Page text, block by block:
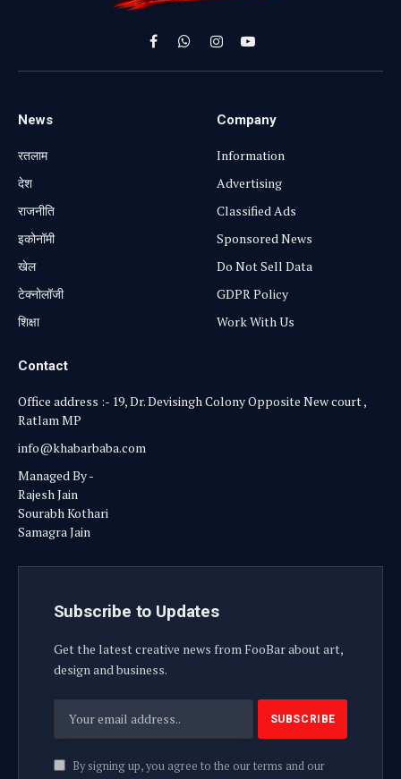
FacebookWhatsApp
InstagramYouTube
News
रतलाम
⁠देश
राजनीति
⁠इकोनॉमी
खेल
टेक्नोलॉजी
शिक्षा
Company
Information
Advertising
Classified Ads
Sponsored News
Do Not Sell Data
GDPR Policy
Work With Us
Contact
Office address :- 19, Dr. Devisingh Colony Opposite New court ,
Ratlam MP
info@khabarbaba.com
Managed By -
Rajesh Jain
Sourabh Kothari
Samagra Jain
Subscribe to Updates
Get the latest creative news from FooBar about art,
design and business.
By signing up, you agree to the our terms and our